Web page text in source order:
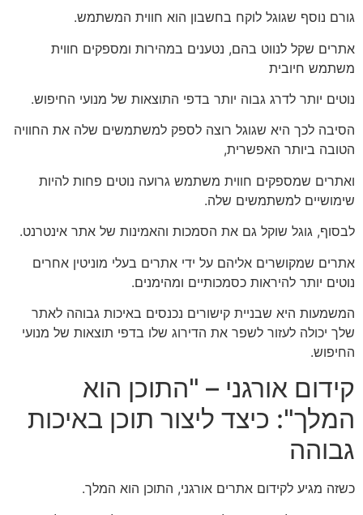
גורם נוסף שגוגל לוקח בחשבון הוא חווית המשתמש.
אתרים שקל לנווט בהם, נטענים במהירות ומספקים חווית
משתמש חיובית
נוטים יותר לדרג גבוה יותר בדפי התוצאות של מנועי החיפוש.
הסיבה לכך היא שגוגל רוצה לספק למשתמשים שלה את החוויה
הטובה ביותר האפשרית,
ואתרים שמספקים חווית משתמש גרועה נוטים פחות להיות
שימושיים למשתמשים שלה.
לבסוף, גוגל שוקל גם את הסמכות והאמינות של אתר אינטרנט.
אתרים שמקושרים אליהם על ידי אתרים בעלי מוניטין אחרים
נוטים יותר להיראות כסמכותיים ומהימנים.
המשמעות היא שבניית קישורים נכנסים באיכות גבוהה לאתר
שלך יכולה לעזור לשפר את הדירוג שלו בדפי תוצאות של מנועי
החיפוש.
קידום אורגני – "התוכן הוא
המלך": כיצד ליצור תוכן באיכות
גבוהה
כשזה מגיע לקידום אתרים אורגני, התוכן הוא המלך.